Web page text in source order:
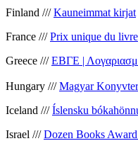
Finland ///Kauneimmat kirjat
France ///Prix unique du livre
Greece ///ΕΒΓΕ |
Hungary ///Magyar
Iceland ///Íslensku
Israel ///